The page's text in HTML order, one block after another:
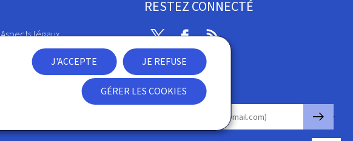
J'ACCEPTE JE REFUSE
GÉRER LES COOKIES
Aspects légaux
Déclaration d'accessibilité
RESTEZ CONNECTÉ
TwitterFacebook
RSS
Newsletter
🡒